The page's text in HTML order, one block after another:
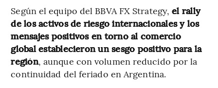
Según el equipo del BBVA FX Strategy,el rally
de los activos de riesgo internacionales y los
mensajes positivos en torno al comercio
global establecieron un sesgo positivo para la
región, aunque con volumen reducido por la
continuidad del feriado en Argentina.